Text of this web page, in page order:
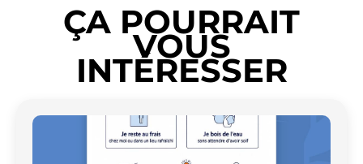
ÇA POURRAIT
VOUS
INTÉRESSER